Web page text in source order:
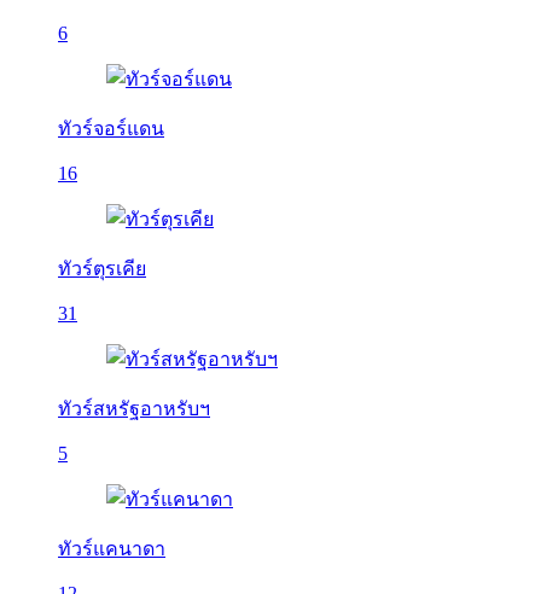
6
ทัวร์จอร์แดน
16
ทัวร์ตุรเคีย
31
ทัวร์สหรัฐอาหรับฯ
5
ทัวร์แคนาดา